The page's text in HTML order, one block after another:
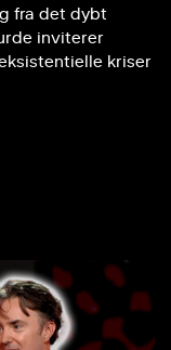
fra det dybt
inviterer
kriser